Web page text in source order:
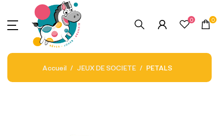
0 0
Accueil JEUX DE SOCIETE PETALS